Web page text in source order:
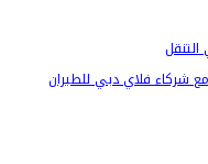
شركاء فلاي دبي للطيران